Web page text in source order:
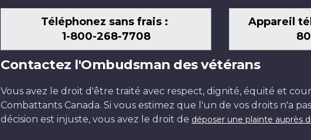
Téléphonez sans frais :
1-800-268-7708
Appareil
Contactez l'Ombudsman des vétérans
Vous avez le droit d'être traité avec respect, dignité, équité et
Combattants Canada. Si vous estimez que l'un de vos droits n'a
décision est injuste, vous avez le droit de déposer une plainte auprès